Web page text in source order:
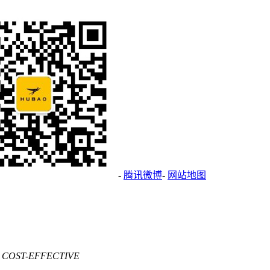
- 腾讯微博- 网站地图
EFFECTIVE